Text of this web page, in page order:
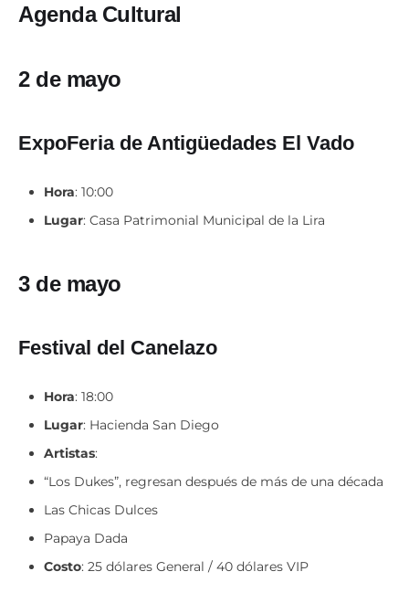
Agenda Cultural
2 de mayo
ExpoFeria de Antigüedades El Vado
Hora: 10:00
Lugar: Casa Patrimonial Municipal de la Lira
3 de mayo
Festival del Canelazo
Hora: 18:00
Lugar: Hacienda San Diego
Artistas:
“Los Dukes”, regresan después de más de una década
Las Chicas Dulces
Papaya Dada
Costo: 25 dólares General / 40 dólares VIP